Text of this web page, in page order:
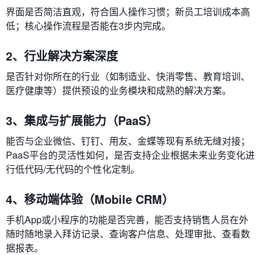
界面是否简洁直观，符合国人操作习惯；新员工培训成本高
低；核心操作流程是否能在3步内完成。
2、行业解决方案深度
是否针对你所在的行业（如制造业、快消零售、教育培训、
医疗健康等）提供预设的业务模块和成熟的解决方案。
3、集成与扩展能力（PaaS）
能否与企业微信、钉钉、用友、金蝶等现有系统无缝对接；
PaaS平台的灵活性如何，是否支持企业根据未来业务变化进
行低代码/无代码的个性化定制。
4、移动端体验（Mobile CRM）
手机App或小程序的功能是否完善，能否支持销售人员在外
随时随地录入拜访记录、查询客户信息、处理审批、查看数
据报表。